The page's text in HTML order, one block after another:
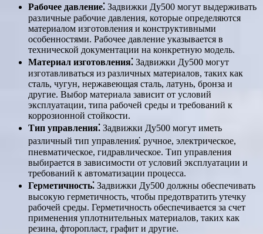
Рабочее давление⁚ Задвижки Ду500 могут выдерживать
различные рабочие давления, которые определяются
материалом изготовления и конструктивными
особенностями. Рабочее давление указывается в
технической документации на конкретную модель.
Материал изготовления⁚ Задвижки Ду500 могут
изготавливаться из различных материалов, таких как
сталь, чугун, нержавеющая сталь, латунь, бронза и
другие. Выбор материала зависит от условий
эксплуатации, типа рабочей среды и требований к
коррозионной стойкости.
Тип управления⁚ Задвижки Ду500 могут иметь
различный тип управления⁚ ручное, электрическое,
пневматическое, гидравлическое. Тип управления
выбирается в зависимости от условий эксплуатации и
требований к автоматизации процесса.
Герметичность⁚ Задвижки Ду500 должны обеспечивать
высокую герметичность, чтобы предотвратить утечку
рабочей среды. Герметичность обеспечивается за счет
применения уплотнительных материалов, таких как
резина, фторопласт, графит и другие.